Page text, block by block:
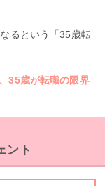
るという「35歳転
35歳が転職の限界
ント